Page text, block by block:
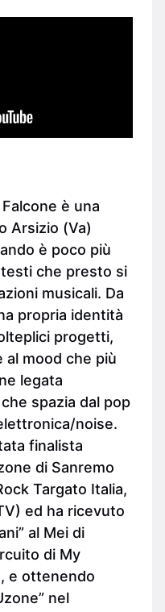
è una
Arsizio (Va)
è poco più
che presto si
musicali. Da
propria identità
progetti,
al mood che più
legata
spazia dal pop
noise.
finalista
di Sanremo
Targato Italia,
ed ha ricevuto
al Mei di
di My
e ottenendo
nel